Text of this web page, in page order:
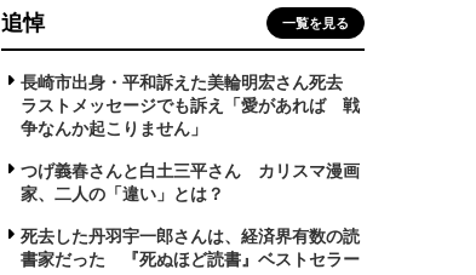
追悼 一覧を見る
長崎市出身・平和訴えた美輪明宏さん死去
ラストメッセージでも訴え「愛があれば 戦
争なんか起こりません」
つげ義春さんと白土三平さん カリスマ漫画
家、二人の「違い」とは？
死去した丹羽宇一郎さんは、経済界有数の読
書家だった 『死ぬほど読書』ベストセラー